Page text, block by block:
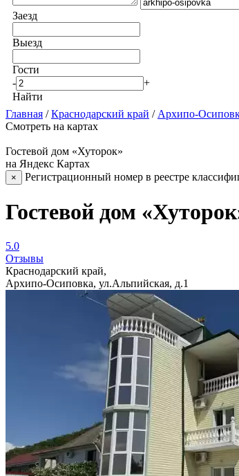
Заезд
Выезд
Гости
-
+
Найти
Главная /Краснодарский край / Архипо-
Смотреть на картах
Гостевой дом «Хуторок»
на Яндекс Картах
× Регистрационный номер в реестре
Гостевой дом
5.0
Отзывы
Краснодарский край,
Архипо-Осиповка, ул.Альпийская, д.1